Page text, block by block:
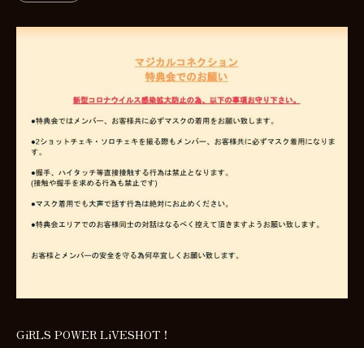
GiRLS POWER LiVESHOT！